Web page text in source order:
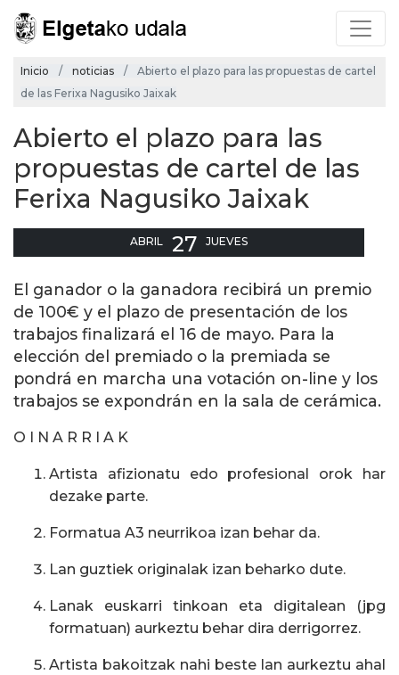
Inicio noticias
Abierto el plazo para las propuestas de cartel
de las Ferixa Nagusiko Jaixak
Abierto el plazo para las
propuestas de cartel de las
Ferixa Nagusiko Jaixak
ABRIL 27 JUEVES
El ganador o la ganadora recibirá un premio
de 100€ y el plazo de presentación de los
trabajos finalizará el 16 de mayo. Para la
elección del premiado o la premiada se
pondrá en marcha una votación on-line y los
trabajos se expondrán en la sala de cerámica.
O I N A R R I A K
Artista afizionatu edo profesional orok har
dezake parte.
Formatua A3 neurrikoa izan behar da.
Lan guztiek originalak izan beharko dute.
Lanak euskarri tinkoan eta digitalean (jpg
formatuan) aurkeztu behar dira derrigorrez.
Artista bakoitzak nahi beste lan aurkeztu ahal